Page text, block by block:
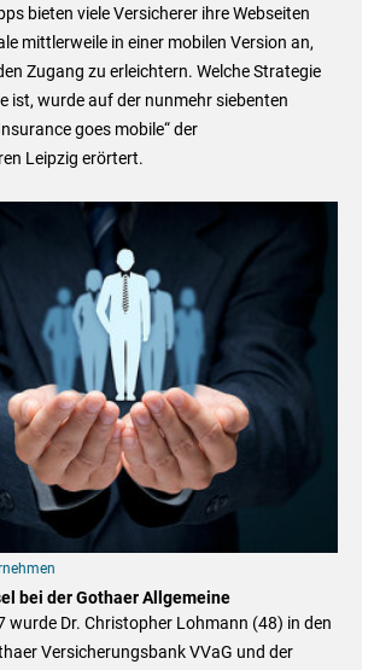
bieten viele Versicherer ihre Webseiten
mittlerweile in einer mobilen Version an,
Zugang zu erleichtern. Welche Strategie
ist, wurde auf der nunmehr siebenten
goes mobile“ der
Leipzig erörtert.
bei der Gothaer Allgemeine
wurde Dr. Christopher Lohmann (48) in den
Versicherungsbank VVaG und der